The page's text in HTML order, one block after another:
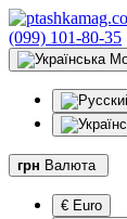
(099) 101-80-35
грн Валюта
€ Euro